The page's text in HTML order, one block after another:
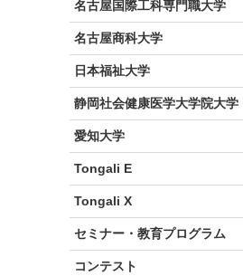
名古屋国際工科専門職大学
名古屋商科大学
日本福祉大学
静岡社会健康医学大学院大学
愛知大学
Tongali E
Tongali X
セミナー・教育プログラム
コンテスト